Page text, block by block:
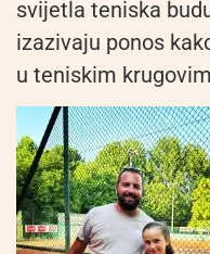
svijetla teniska
izazivaju ponos
u teniskim